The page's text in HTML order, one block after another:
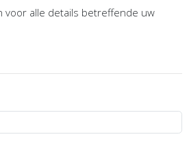
voor alle details betreffende uw